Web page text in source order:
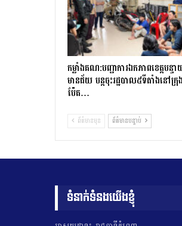
កម្លាំងគណ:បញ្ជាការឯកភាពខេត្តបន្ទ
មានជ័យ បន្តចុះរដ្ឋបាល៥ទីតាំងនៅ
ប៉ែត…
ព័ត៌មានមុន ព័ត៌មានបន្ទាប់
ទំនាក់ទំនងយើងខ្ញុំ